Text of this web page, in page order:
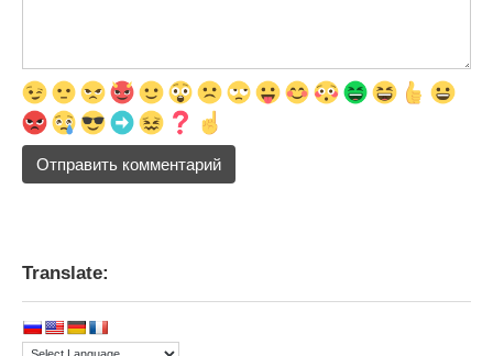
Translate: